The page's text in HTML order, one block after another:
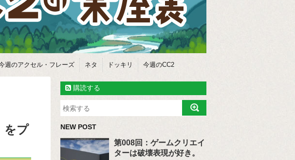
週のアクセル・フレーズ ネタ ドッキリ 今週のCC2
をプ
購読する
NEW POST
第008回：ゲームクリエイ
ターは破壊表現が好き。